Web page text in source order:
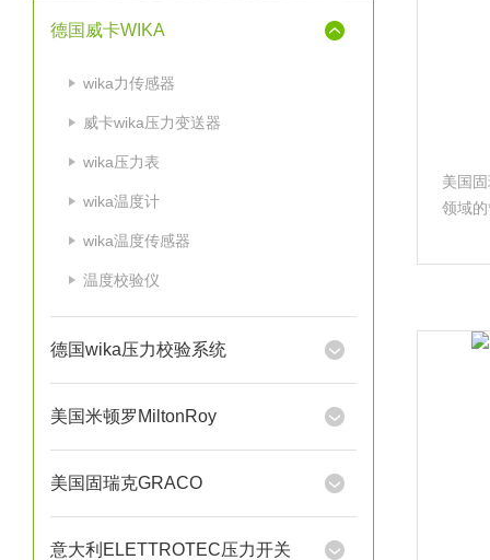
德国威卡WIKA
wika力传感器
威卡wika压力变送器
wika压力表
wika温度计
wika温度传感器
温度校验仪
德国wika压力校验系统
美国米顿罗MiltonRoy
美国固瑞克GRACO
意大利ELETTROTEC压力开关
美国
领域
应用